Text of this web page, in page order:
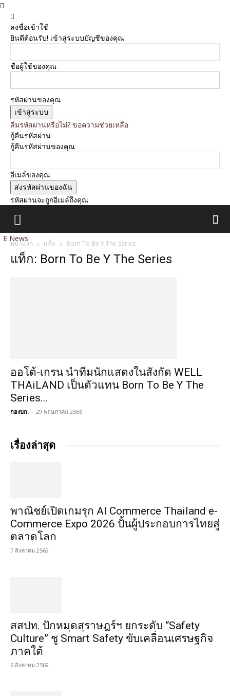
ลงชื่อเข้าใช้
ยินดีต้อนรับ! เข้าสู่ระบบบัญชีของคุณ
ชื่อผู้ใช้ของคุณ
รหัสผ่านของคุณ
ลืมรหัสผ่านหรือไม่? ขอความช่วยเหลือ
กู้คืนรหัสผ่าน
กู้คืนรหัสผ่านของคุณ
อีเมล์ของคุณ
รหัสผ่านจะถูกอีเมล์ถึงคุณ
E News
หน้าแรก แท็ก Born To Be Y The Series
แท็ก: Born To Be Y The Series
ออโต้-เกรน นำทีมนักแสดงในสังกัด WELL
THAiLAND เป็นตัวแทน Born To Be Y The
Series...
กองบก. - 29 พฤษภาคม 2566
เรื่องล่าสุด
พาณิชย์เปิดเกมรุก AI Commerce Thailand e-
Commerce Expo 2026 ปั้นผู้ประกอบการไทยสู่
ตลาดโลก
7 สิงหาคม 2569
สสปท. ปักหมุดสุราษฎร์ฯ ยกระดับ “Safety
Culture” ชู Smart Safety ขับเคลื่อนเศรษฐกิจ
ภาคใต้
6 สิงหาคม 2569